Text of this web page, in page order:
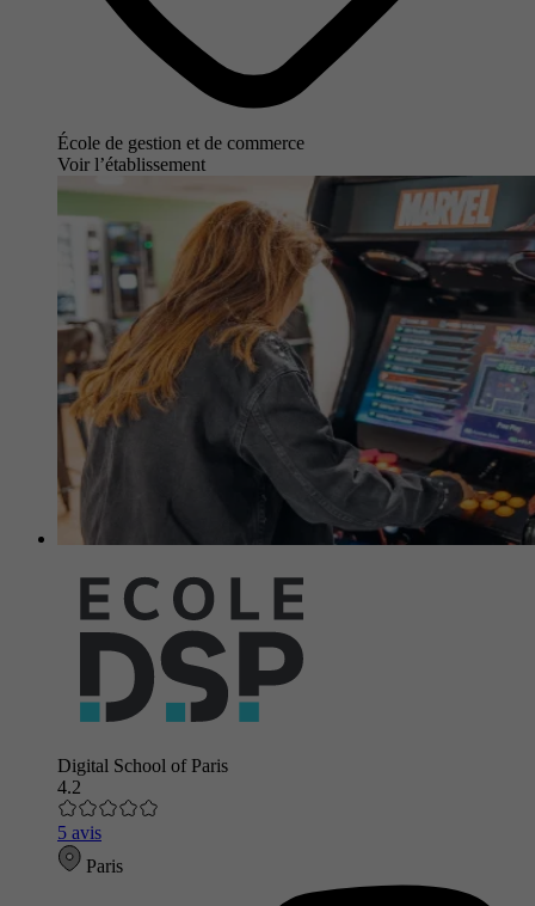
École de gestion et de commerce
Voir l’établissement
Digital School of Paris
4.2
5 avis
Paris